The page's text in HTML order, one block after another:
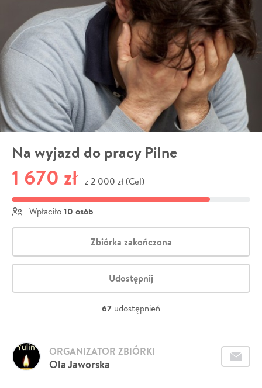
Na wyjazd do pracy Pilne
1 670 zł z 2 000 zł (Cel)
Wpłaciło 10 osób
Zbiórka zakończona
Udostępnij
67 udostępnień
Ola Jaworska
ORGANIZATOR ZBIÓRKI